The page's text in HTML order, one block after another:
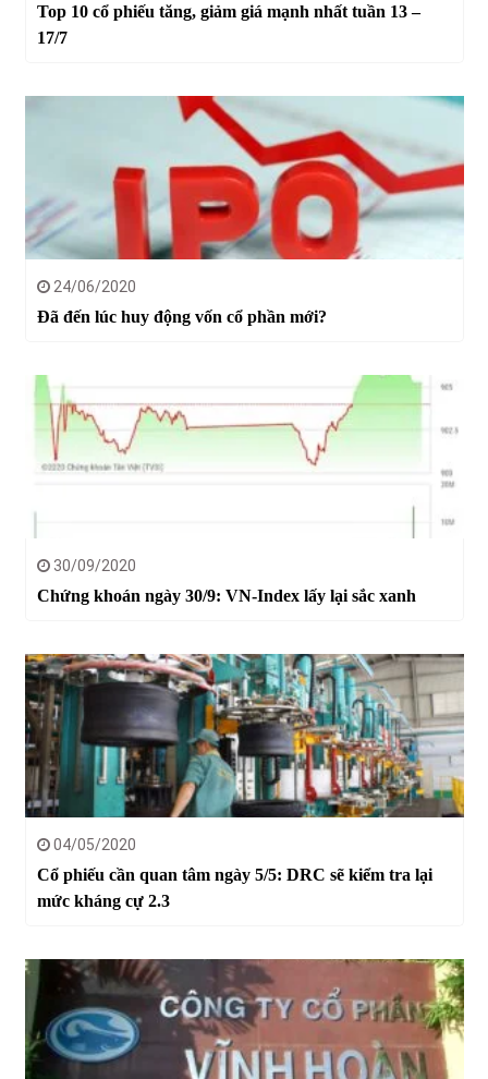
Top 10 cổ phiếu tăng, giảm giá mạnh nhất tuần 13 –
17/7
24/06/2020
Đã đến lúc huy động vốn cổ phần mới?
30/09/2020
Chứng khoán ngày 30/9: VN-Index lấy lại sắc xanh
04/05/2020
Cổ phiếu cần quan tâm ngày 5/5: DRC sẽ kiểm tra lại
mức kháng cự 2.3